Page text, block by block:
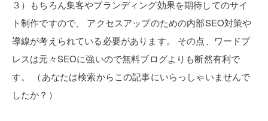
３）もちろん集客やブランディング効果を期待してのサイ
ト制作ですので、
アクセスアップのための内部SEO対策や
導線が考えられている必要があります。
その点、ワードプ
レスは元々SEOに強いので無料ブログよりも断然有利で
す。
（あなたは検索からこの記事にいらっしゃいませんで
したか？）